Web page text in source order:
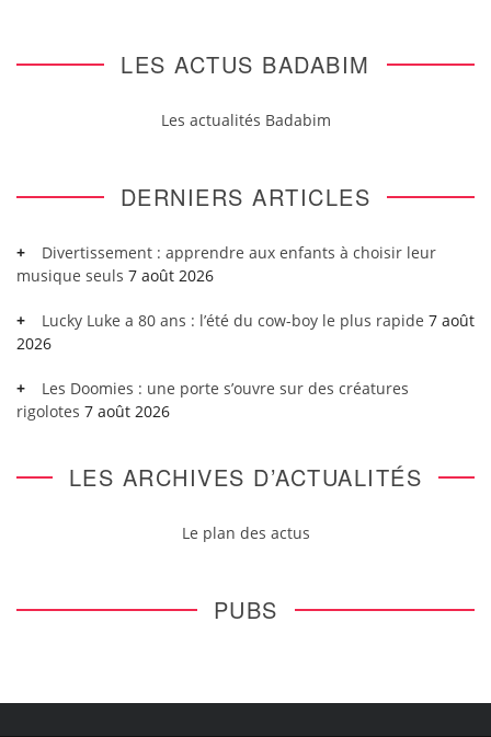
LES ACTUS BADABIM
Les actualités Badabim
DERNIERS ARTICLES
Divertissement : apprendre aux enfants à choisir leur
musique seuls 7 août 2026
Lucky Luke a 80 ans : l’été du cow-boy le plus rapide 7 août
2026
Les Doomies : une porte s’ouvre sur des créatures
rigolotes 7 août 2026
LES ARCHIVES D’ACTUALITÉS
Le plan des actus
PUBS